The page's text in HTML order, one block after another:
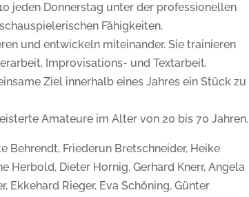
jeden Donnerstag unter der professionellen
Fähigkeiten.
und entwickeln miteinander. Sie trainieren
Improvisations- und Textarbeit.
Ziel innerhalb eines Jahres ein Stück zu
Amateure im Alter von 20 bis 70 Jahren.
Behrendt, Friederun Bretschneider, Heike
Herbold, Dieter Hornig, Gerhard Knerr, Angela
Ekkehard Rieger, Eva Schöning, Günter